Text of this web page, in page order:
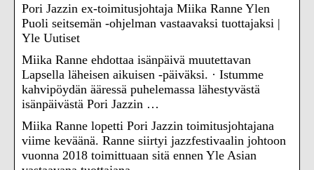
Pori Jazzin ex-toimitusjohtaja Miika Ranne Ylen
Puoli seitsemän -ohjelman vastaavaksi tuottajaksi |
Yle Uutiset
Miika Ranne ehdottaa isänpäivä muutettavan
Lapsella läheisen aikuisen -päiväksi. · Istumme
kahvipöydän ääressä puhelemassa lähestyvästä
isänpäivästä Pori Jazzin …
Miika Ranne lopetti Pori Jazzin toimitusjohtajana
viime keväänä. Ranne siirtyi jazzfestivaalin johtoon
vuonna 2018 toimittuaan sitä ennen Yle Asian